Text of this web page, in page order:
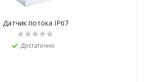
Датчик потока IP67
Достаточно